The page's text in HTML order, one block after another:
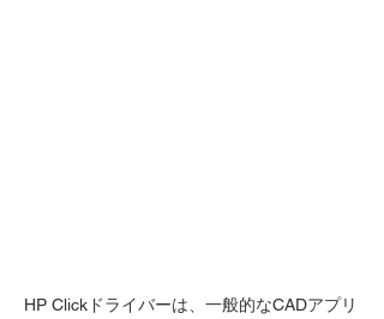
HP Clickドライバーは、一般的なCADアプリ